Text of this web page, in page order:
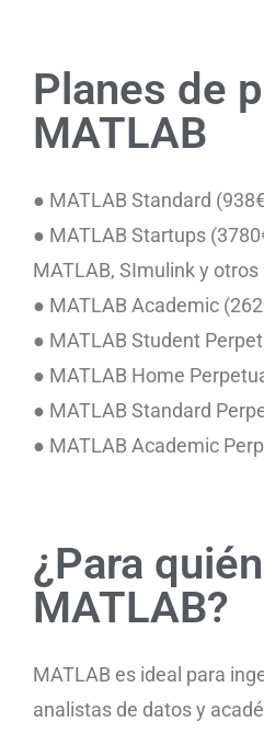
Planes de
MATLAB
● MATLAB Standard
● MATLAB Startups
MATLAB, SImulink y
● MATLAB Academic
● MATLAB Student
● MATLAB Home
● MATLAB Standard
● MATLAB Academic
¿Para
MATLAB?
MATLAB es ideal para
analistas de datos y